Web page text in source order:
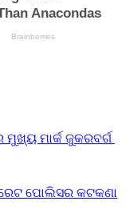
ମାର୍କ ଜୁକରବର୍ଗ
ପୋଲିସର କଟକଣା